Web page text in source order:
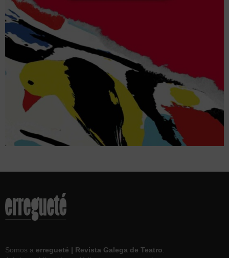
Somos a erregueté | Revista Galega de Teatro